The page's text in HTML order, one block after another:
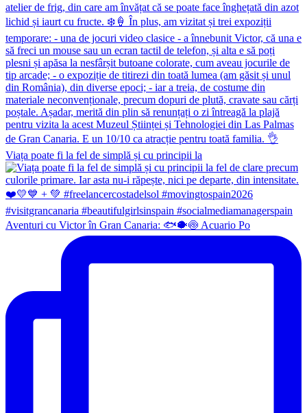
Viața poate fi la fel de simplă și cu principii la
Aventuri cu Victor în Gran Canaria: 🐟🐡🍥 Acuario Po